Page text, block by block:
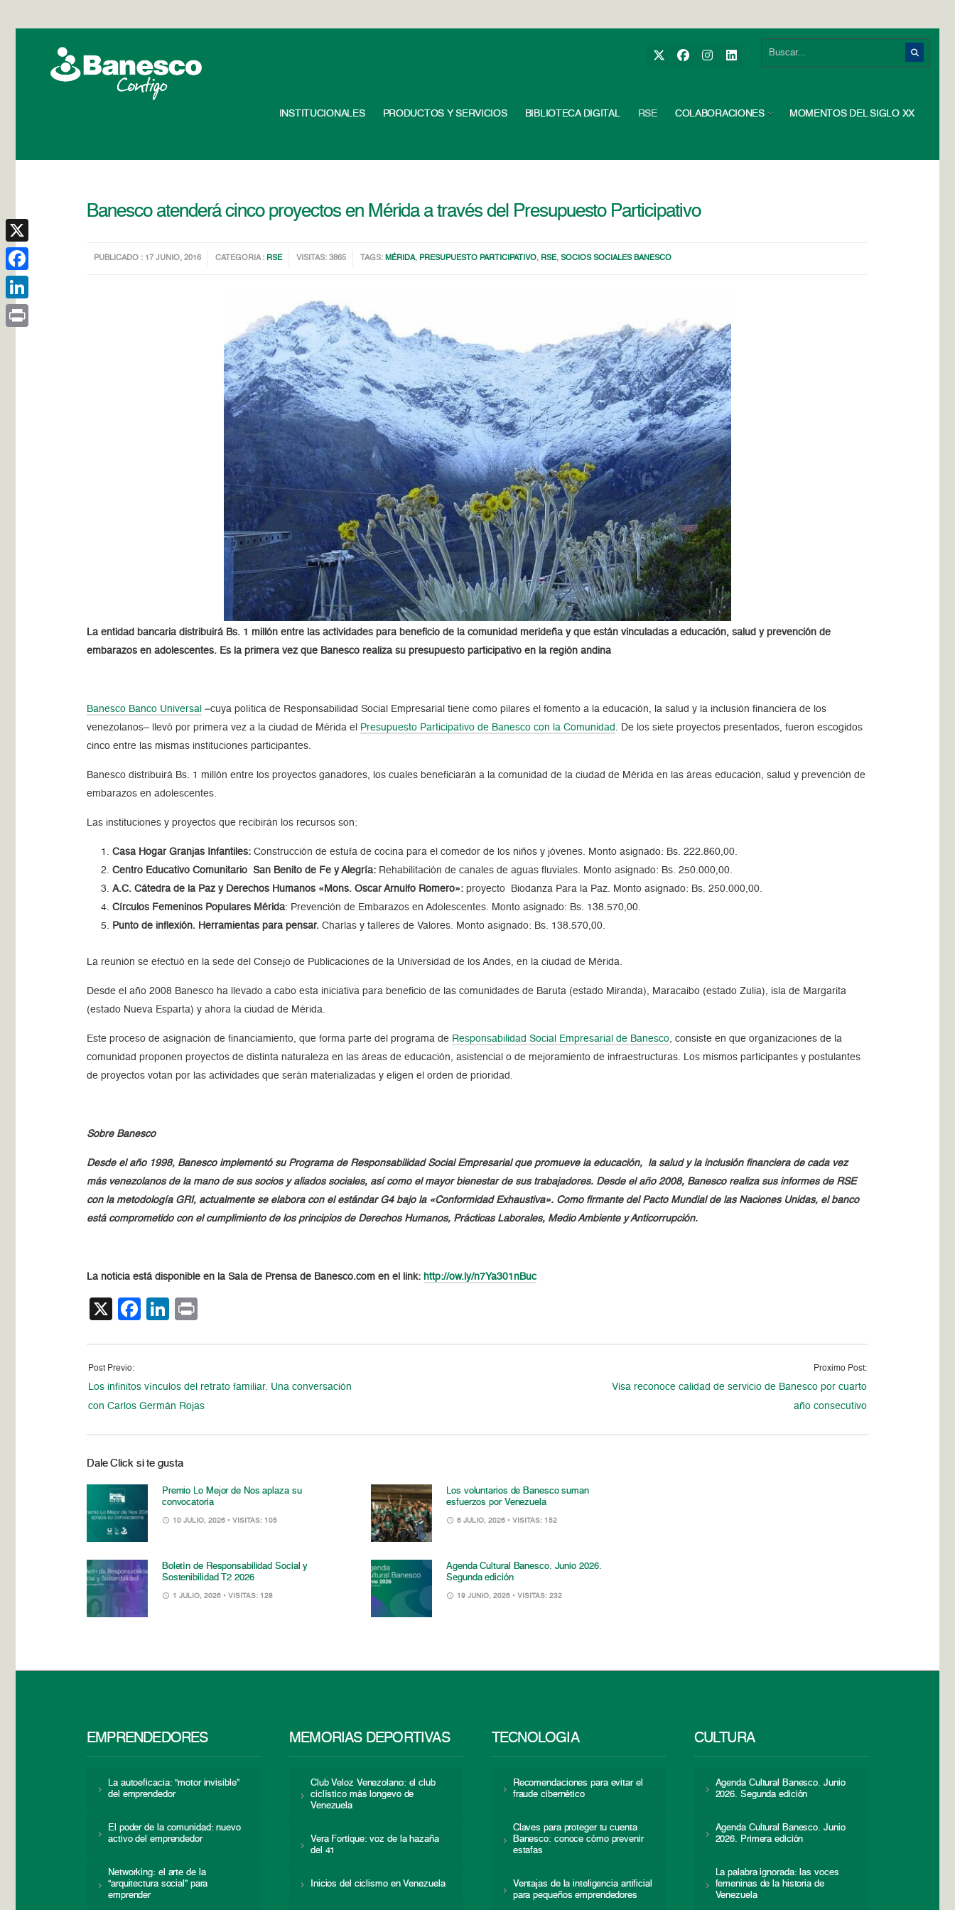
INSTITUCIONALES PRODUCTOS Y SERVICIOS BIBLIOTECA DIGITAL RSE COLABORACIONES MOMENTOS DEL SIGLO XX
Banesco atenderá cinco proyectos en Mérida a través del Presupuesto Participativo
PUBLICADO : 17 JUNIO, 2016 CATEGORIA : RSE VISITAS: 3865 TAGS: MÉRIDA, PRESUPUESTO PARTICIPATIVO, RSE,SOCIOS SOCIALES BANESCO
La entidad bancaria distribuirá Bs. 1 millón entre las actividades para beneficio de la comunidad merideña y que están vinculadas a educación, salud y prevención de
embarazos en adolescentes. Es la primera vez que Banesco realiza su presupuesto participativo en la región andina
Banesco Banco Universal –cuya política de Responsabilidad Social Empresarial tiene como pilares el fomento a la educación, la salud y la inclusión financiera de los
venezolanos– llevó por primera vez a la ciudad de Mérida el
Presupuesto Participativo de Banesco con la Comunidad
. De los siete proyectos presentados, fueron escogidos
cinco entre las mismas instituciones participantes.
Banesco distribuirá Bs. 1 millón entre los proyectos ganadores, los cuales beneficiarán a la comunidad de la ciudad de Mérida en las áreas educación, salud y prevención de
embarazos en adolescentes.
Las instituciones y proyectos que recibirán los recursos son:
Casa Hogar Granjas Infantiles: Construcción de estufa de cocina para el comedor de los niños y jóvenes. Monto asignado: Bs. 222.860,00.
Centro Educativo Comunitario San Benito de Fe y Alegría: Rehabilitación de canales de aguas fluviales. Monto asignado: Bs. 250.000,00.
A.C. Cátedra de la Paz y Derechos Humanos «Mons. Oscar Arnulfo Romero»: proyecto Biodanza Para la Paz. Monto asignado: Bs. 250.000,00.
Círculos Femeninos Populares Mérida: Prevención de Embarazos en Adolescentes. Monto asignado: Bs. 138.570,00.
Punto de inflexión. Herramientas para pensar. Charlas y talleres de Valores. Monto asignado: Bs. 138.570,00.
La reunión se efectuó en la sede del Consejo de Publicaciones de la Universidad de los Andes, en la ciudad de Mérida.
Desde el año 2008 Banesco ha llevado a cabo esta iniciativa para beneficio de las comunidades de Baruta (estado Miranda), Maracaibo (estado Zulia), isla de Margarita
(estado Nueva Esparta) y ahora la ciudad de Mérida.
Este proceso de asignación de financiamiento, que forma parte del programa de Responsabilidad Social Empresarial de Banesco , consiste en que organizaciones de la
comunidad proponen proyectos de distinta naturaleza en las áreas de educación, asistencial o de mejoramiento de infraestructuras. Los mismos participantes y postulantes
de proyectos votan por las actividades que serán materializadas y eligen el orden de prioridad.
Sobre Banesco
Desde el año 1998, Banesco implementó su Programa de Responsabilidad Social Empresarial que promueve la educación, la salud y la inclusión financiera de cada vez
más venezolanos de la mano de sus socios y aliados sociales, así como el mayor bienestar de sus trabajadores. Desde el año 2008, Banesco realiza sus informes de RSE
con la metodología GRI, actualmente se elabora con el estándar G4 bajo la «Conformidad Exhaustiva». Como firmante del Pacto Mundial de las Naciones Unidas, el banco
está comprometido con el cumplimiento de los principios de Derechos Humanos, Prácticas Laborales, Medio Ambiente y Anticorrupción.
La noticia está disponible en la Sala de Prensa de Banesco.com en el link: http://ow.ly/n7Ya301nBuc
X Facebook
LinkedIn
Post Previo:
Los infinitos vínculos del retrato familiar. Una conversación
con Carlos Germán Rojas
Proximo Post:
Visa reconoce calidad de servicio de Banesco por cuarto
año consecutivo
Dale Click si te gusta
Premio Lo Mejor de Nos aplaza su
convocatoria
10 JULIO, 2026 • VISITAS: 105
Los voluntarios de Banesco suman
esfuerzos por Venezuela
6 JULIO, 2026 • VISITAS: 152
Boletín de Responsabilidad Social y
Sostenibilidad T2 2026
1 JULIO, 2026 • VISITAS: 128
Agenda Cultural Banesco. Junio 2026.
Segunda edición
19 JUNIO, 2026 • VISITAS: 232
EMPRENDEDORES
La autoeficacia: “motor invisible”
del emprendedor
El poder de la comunidad: nuevo
activo del emprendedor
Networking: el arte de la
“arquitectura social” para
emprender
MEMORIAS DEPORTIVAS
Club Veloz Venezolano: el club
ciclístico más longevo de
Venezuela
Vera Fortique: voz de la hazaña
del 41
Inicios del ciclismo en Venezuela
TECNOLOGÍA
Recomendaciones para evitar el
fraude cibernético
Claves para proteger tu cuenta
Banesco: conoce cómo prevenir
estafas
Ventajas de la inteligencia artificial
para pequeños emprendedores
CULTURA
Agenda Cultural Banesco. Junio
2026. Segunda edición
Agenda Cultural Banesco. Junio
2026. Primera edición
La palabra ignorada: las voces
femeninas de la historia de
Venezuela
X
Facebook
LinkedIn